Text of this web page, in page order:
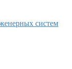
систем